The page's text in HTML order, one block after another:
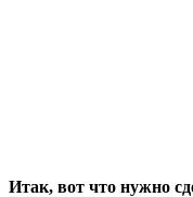
Итак, вот что нужно